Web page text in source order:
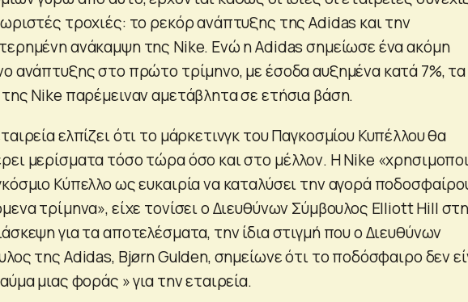
τροχιές: το ρεκόρ ανάπτυξης της Adidas και την
ανάκαμψη της Nike. Ενώ η Adidas σημείωσε ένα ακόμη
ανάπτυξης στο πρώτο τρίμηνο, με έσοδα αυξημένα κατά 7%, τα
Nike παρέμειναν αμετάβλητα σε ετήσια βάση.
ελπίζει ότι το μάρκετινγκ του Παγκοσμίου Κυπέλλου θα
μερίσματα τόσο τώρα όσο και στο μέλλον. Η Nike
Κύπελλο ως ευκαιρία να καταλύσει την αγορά
τρίμηνα», είχε τονίσει ο Διευθύνων Σύμβουλος Elliott Hill
για τα αποτελέσματα, την ίδια στιγμή που ο Διευθύνων
της Adidas, Bjørn Gulden, σημείωνε ότι το ποδόσφαιρο δεν
μιας φοράς » για την εταιρεία.